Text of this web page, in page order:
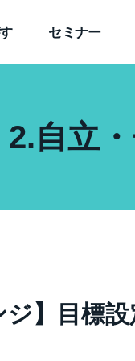
セミナー
自立
】目標